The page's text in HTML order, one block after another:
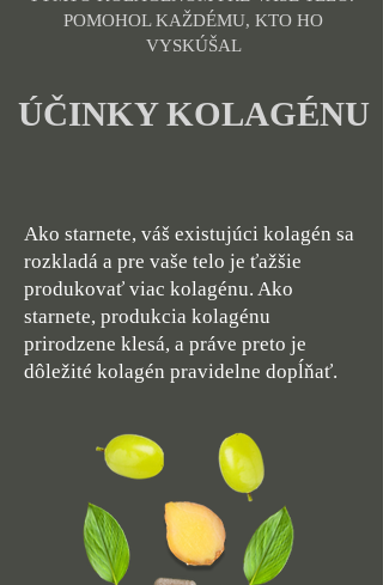
POMOHOL KAŽDÉMU, KTO HO
VYSKÚŠAL
​ÚČINKY KOLAGÉNU
Ako starnete, váš existujúci kolagén sa
rozkladá a pre vaše telo je ťažšie
produkovať viac kolagénu. Ako
starnete, produkcia kolagénu
prirodzene klesá, a práve preto je
dôležité kolagén pravidelne dopĺňať.